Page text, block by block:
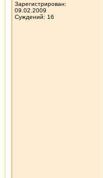
Зарегистрирован:
09.02.2009
Суждений: 16